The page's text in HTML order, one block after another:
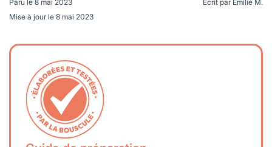
Paru le 8 mai 2023
Mise à jour le 8 mai 2023
Écrit par Emilie M.